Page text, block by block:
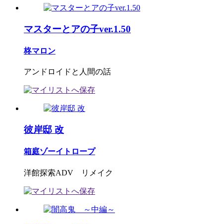
マスターとアの子ver.1.50
柊マロン
アンドロイドと人間の話
彼岸邸 改
箱庭ゾーイトロープ
洋館探索ADV リメイク